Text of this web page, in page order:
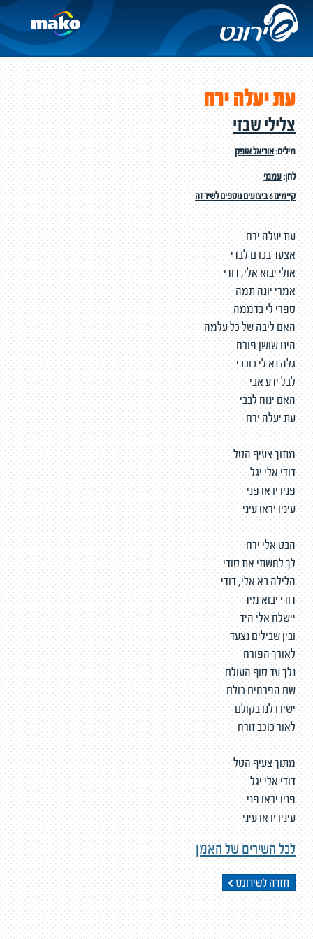
עת יעלה ירח
צלילי שבזי
מילים:אוריאל אופק
לחן:עממי
קיימים 6 ביצועים נוספים לשיר זה
עת יעלה ירח
אצעד בכרם לבדי
אולי יבוא אלי, דודי
אמרי יונה תמה
ספרי לי בדממה
האם ליבה של כל עלמה
הינו שושן פורח
גלה נא לי כוכבי
לבל ידע אבי
האם ינוח לבבי
עת יעלה ירח
מתוך צעיף הטל
דודי אלי יגל
פניו יראו פני
עיניו יראו עיני
הבט אלי ירח
לך לחשתי את סודי
הלילה בא אלי, דודי
דודי יבוא מיד
יישלח אלי היד
ובין שבילים נצעד
לאורך הפורח
נלך עד סוף העולם
שם הפרחים כולם
ישירו לנו בקולם
לאור כוכב זורח
מתוך צעיף הטל
דודי אלי יגל
פניו יראו פני
עיניו יראו עיני
לכל השירים של האמן